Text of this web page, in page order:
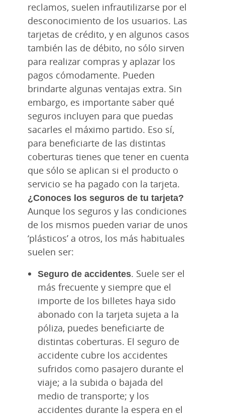
reclamos, suelen infrautilizarse por el
desconocimiento de los usuarios. Las
tarjetas de crédito, y en algunos casos
también las de débito, no sólo sirven
para realizar compras y aplazar los
pagos cómodamente. Pueden
brindarte algunas ventajas extra. Sin
embargo, es importante saber qué
seguros incluyen para que puedas
sacarles el máximo partido. Eso sí,
para beneficiarte de las distintas
coberturas tienes que tener en cuenta
que sólo se aplican si el producto o
servicio se ha pagado con la tarjeta.
¿Conoces los seguros de tu tarjeta?
Aunque los seguros y las condiciones
de los mismos pueden variar de unos
‘plásticos’ a otros, los más habituales
suelen ser:
Seguro de accidentes. Suele ser el
más frecuente y siempre que el
importe de los billetes haya sido
abonado con la tarjeta sujeta a la
póliza, puedes beneficiarte de
distintas coberturas. El seguro de
accidente cubre los accidentes
sufridos como pasajero durante el
viaje; a la subida o bajada del
medio de transporte; y los
accidentes durante la espera en el